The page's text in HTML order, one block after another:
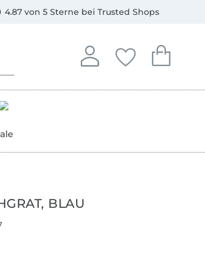
4.87 von 5 Sterne bei Trusted Shops
Anmelden
In deinem Konto
Deine
Du hast keine
Dein
Du hast
BLAU